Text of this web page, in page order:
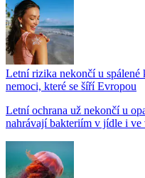
Letní rizika nekončí u
nemoci, které se šíří Evropou
Letní ochrana už nekončí u
nahrávají bakteriím v jídle i ve